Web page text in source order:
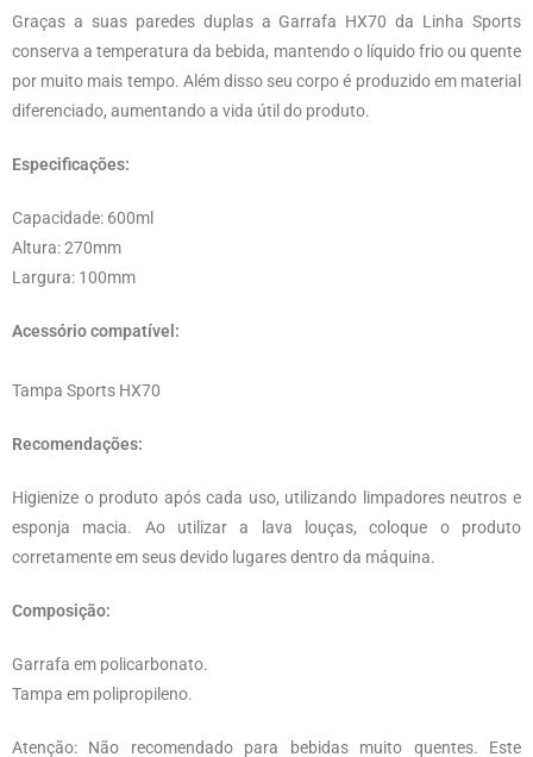
Graças a suas paredes duplas a Garrafa HX70 da Linha Sports
conserva a temperatura da bebida, mantendo o líquido frio ou quente
por muito mais tempo. Além disso seu corpo é produzido em material
diferenciado, aumentando a vida útil do produto.
Especificações:
Capacidade: 600ml
Altura: 270mm
Largura: 100mm
Acessório compatível:
Tampa Sports HX70
Recomendações:
Higienize o produto após cada uso, utilizando limpadores neutros e
esponja macia. Ao utilizar a lava louças, coloque o produto
corretamente em seus devido lugares dentro da máquina.
Composição:
Garrafa em policarbonato.
Tampa em polipropileno.
Atenção: Não recomendado para bebidas muito quentes. Este